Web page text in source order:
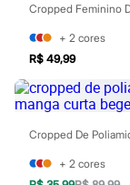
Botas
Chinelos
Rasteirinhas
Sandálias
Sapatilhas
Tênis
Marcas
City
Clock House
Mindset
Sawary
+ 2 cores
R$ 49,99
+ 2 cores